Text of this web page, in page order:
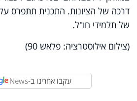
דרכה של הציונות. התכנית תתפרס
של תלמידי חו"ל.
(צילום אילוסטרציה: פלאש 90)
עקבו אחרינו ב-News